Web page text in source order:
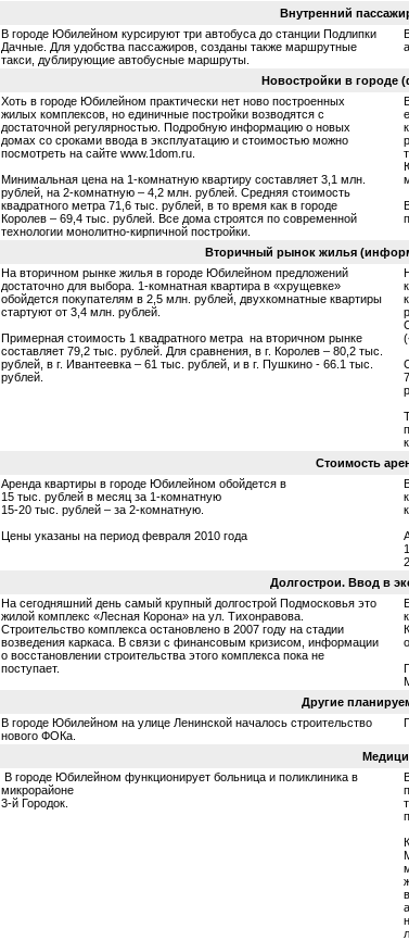
Внутренний
В городе Юбилейном курсируют три автобуса до станции Подлипки
Дачные. Для удобства пассажиров, созданы также маршрутные
такси, дублирующие автобусные маршруты.
Новостройки в городе
Хоть в городе Юбилейном практически нет ново построенных
жилых комплексов, но единичные постройки возводятся с
достаточной регулярностью. Подробную информацию о новых
домах со сроками ввода в эксплуатацию и стоимостью можно
посмотреть на сайте www.1dom.ru.
Минимальная цена на 1-комнатную квартиру составляет 3,1 млн.
рублей, на 2-комнатную – 4,2 млн. рублей. Средняя стоимость
квадратного метра 71,6 тыс. рублей, в то время как в городе
Королев – 69,4 тыс. рублей. Все дома строятся по современной
технологии монолитно-кирпичной постройки.
Вторичный рынок жилья
На вторичном рынке жилья в городе Юбилейном предложений
достаточно для выбора. 1-комнатная квартира в «хрущевке»
обойдется покупателям в 2,5 млн. рублей, двухкомнатные квартиры
стартуют от 3,4 млн. рублей.
Примерная стоимость 1 квадратного метра на вторичном рынке
составляет 79,2 тыс. рублей. Для сравнения, в г. Королев – 80,2 тыс.
рублей, в г. Ивантеевка – 61 тыс. рублей, и в г. Пушкино - 66.1 тыс.
рублей.
Стоимость
Аренда квартиры в городе Юбилейном обойдется в
15 тыс. рублей в месяц за 1-комнатную
15-20 тыс. рублей – за 2-комнатную.
Цены указаны на период февраля 2010 года
Долгострои. Ввод в
На сегодняшний день самый крупный долгострой Подмосковья это
жилой комплекс «Лесная Корона» на ул. Тихонравова.
Строительство комплекса остановлено в 2007 году на стадии
возведения каркаса. В связи с финансовым кризисом, информации
о восстановлении строительства этого комплекса пока не
поступает.
Другие
В городе Юбилейном на улице Ленинской началось строительство
нового ФОКа.
В городе Юбилейном функционирует больница и поликлиника в
микрорайоне
3-й Городок.